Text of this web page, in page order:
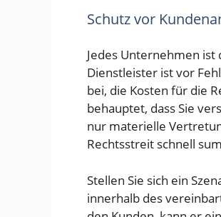
Schutz vor
Jedes Unternehmen
Dienstleister ist vor
bei, die Kosten für die
behauptet, dass Sie
nur materielle
Rechtsstreit schnell
Stellen Sie sich ein
innerhalb des